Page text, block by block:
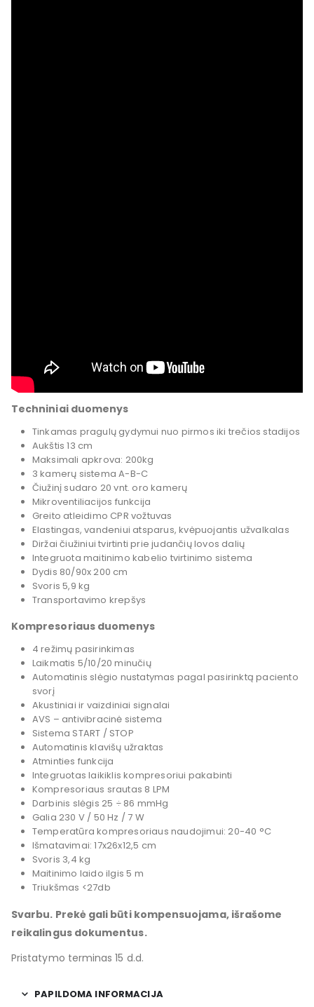
Techniniai duomenys
Tinkamas pragulų gydymui nuo pirmos iki trečios stadijos
Aukštis 13 cm
Maksimali apkrova: 200kg
3 kamerų sistema A-B-C
Čiužinį sudaro 20 vnt. oro kamerų
Mikroventiliacijos funkcija
Greito atleidimo CPR vožtuvas
Elastingas, vandeniui atsparus, kvėpuojantis užvalkalas
Diržai čiužiniui tvirtinti prie judančių lovos dalių
Integruota maitinimo kabelio tvirtinimo sistema
Dydis 80/90x 200 cm
Svoris 5,9 kg
Transportavimo krepšys
Kompresoriaus duomenys
4 režimų pasirinkimas
Laikmatis 5/10/20 minučių
Automatinis slėgio nustatymas pagal pasirinktą paciento
svorį
Akustiniai ir vaizdiniai signalai
AVS – antivibracinė sistema
Sistema START / STOP
Automatinis klavišų užraktas
Atminties funkcija
Integruotas laikiklis kompresoriui pakabinti
Kompresoriaus srautas 8 LPM
Darbinis slėgis 25 ÷ 86 mmHg
Galia 230 V / 50 Hz / 7 W
Temperatūra kompresoriaus naudojimui: 20-40 °C
Išmatavimai: 17x26x12,5 cm
Svoris 3,4 kg
Maitinimo laido ilgis 5 m
Triukšmas <27db
Svarbu. Prekė gali būti kompensuojama, išrašome
reikalingus dokumentus.
Pristatymo terminas 15 d.d.
PAPILDOMA INFORMACIJA